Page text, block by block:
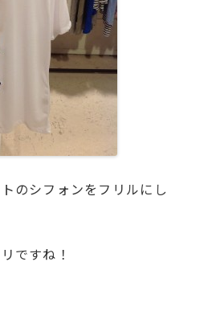
のシフォンをフリルにし
ですね！